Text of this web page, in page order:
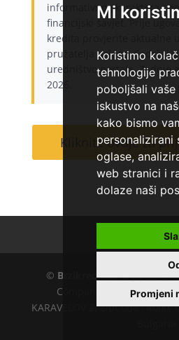
Mi
Koristimo
tehnologije
poboljšali
iskustvo na
kako bismo
personalizirani
oglase,
web stranici i
dolaze naši
Promjeni
informativnog karaktera i
financijski savjet. Prije
kredita provjerite aktualne
pružatelja usluge. Sadržaj
uredništvo portala. Zadnje
2026.
Kliknite ovdje za
O
© Brzikredit.comEU VAT
Company :
KD CAPITAL
KARAVELOV 2, ZipCode :